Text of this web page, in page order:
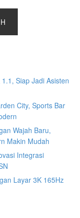
Siap Jadi Asisten
City, Sports Bar
Wajah Baru,
Makin Mudah
Integrasi
Layar 3K 165Hz